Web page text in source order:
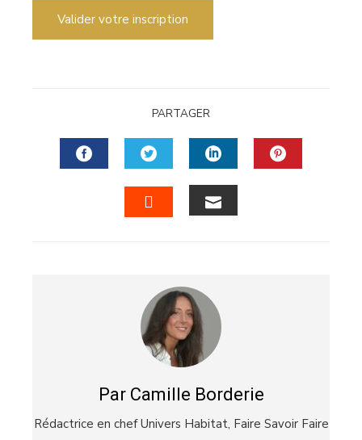
Valider votre inscription
PARTAGER
FACEBOOKTWITTERLINKEDIN
Par Camille Borderie
Rédactrice en chef Univers Habitat, Faire Savoir Faire